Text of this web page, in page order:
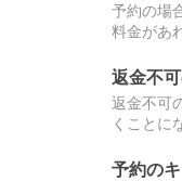
予約の場
料金があ
返金不
返金不可
くことに
予約の